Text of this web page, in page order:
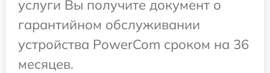
услуги Вы получите документ о
гарантийном обслуживании
устройства PowerCom сроком на 36
месяцев.